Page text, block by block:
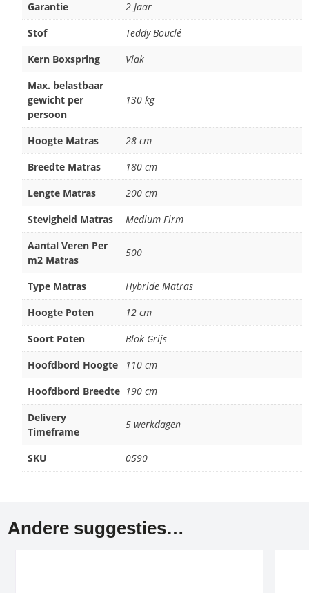
Garantie
2 Jaar
Stof
Teddy Bouclé
Kern Boxspring
Vlak
Max. belastbaar
gewicht per
persoon
130 kg
Hoogte Matras
28 cm
Breedte Matras
180 cm
Lengte Matras
200 cm
Stevigheid Matras
Medium Firm
Aantal Veren Per
m2 Matras
500
Type Matras
Hybride Matras
Hoogte Poten
12 cm
Soort Poten
Blok Grijs
Hoofdbord Hoogte
110 cm
Hoofdbord Breedte 190 cm
Delivery
Timeframe
5 werkdagen
SKU 0590
Andere suggesties…